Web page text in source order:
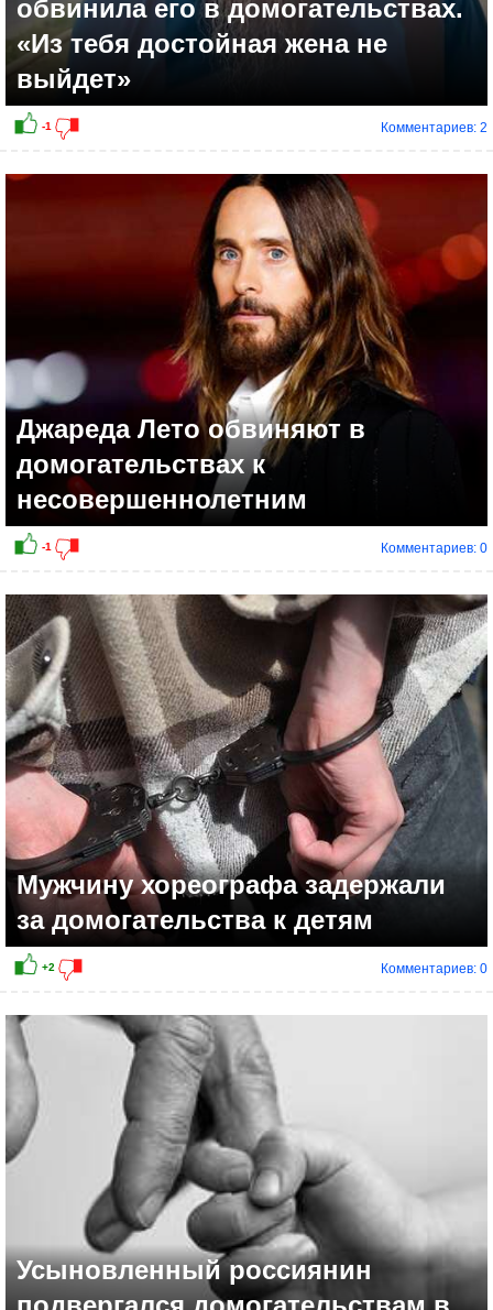
обвинила его в домогательствах.
«Из тебя достойная жена не
выйдет»
Комментариев: 2
Джареда Лето обвиняют в
домогательствах к
несовершеннолетним
Комментариев: 0
Мужчину хореографа задержали
за домогательства к детям
Комментариев: 0
Усыновленный россиянин